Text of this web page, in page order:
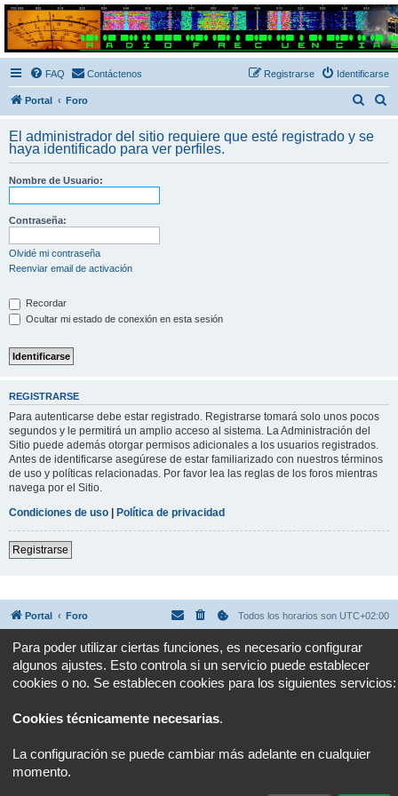
Radio Frecuencias
Foro de Radio Frecuencias
FAQ Contáctenos Identificarse
Registrarse
Portal Foro
c
s
c
El administrador del sitio requiere que esté registrado y se
haya identificado para ver perfiles.
Nombre de Usuario:
Contraseña:
Olvidé mi contraseña
Reenviar email de activación
Recordar
Ocultar mi estado de conexión en esta sesión
REGISTRARSE
Para autenticarse debe estar registrado. Registrarse tomará solo unos pocos
segundos y le permitirá un amplio acceso al sistema. La Administración del
Sitio puede además otorgar permisos adicionales a los usuarios registrados.
Antes de identificarse asegúrese de estar familiarizado con nuestros términos
de uso y políticas relacionadas. Por favor lea las reglas de los foros mientras
navega por el Sitio.
Condiciones de uso | Política de privacidad
Registrarse
Portal Foro Todos los horarios son UTC+02:00
Desarrollado porphpBB® Forum Software © phpBB Limited
Traducción al español porphpBB España
Privacidad|Condiciones
Para poder utilizar ciertas funciones, es necesario configurar
algunos ajustes. Esto controla si un servicio puede establecer
cookies o no. Se establecen cookies para los siguientes servicios:
Cookies técnicamente necesarias.
La configuración se puede cambiar más adelante en cualquier
momento.